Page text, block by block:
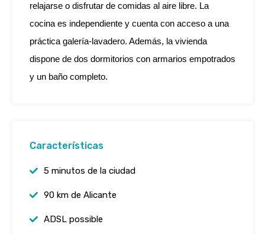
relajarse o disfrutar de comidas al aire libre. La
cocina es independiente y cuenta con acceso a una
práctica galería-lavadero. Además, la vivienda
dispone de dos dormitorios con armarios empotrados
y un baño completo.
Características
5 minutos de la ciudad
90 km de Alicante
ADSL possible